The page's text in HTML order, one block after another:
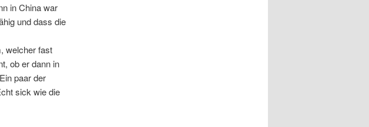
in China war
und dass die
welcher fast
ob er dann in
paar der
sick wie die